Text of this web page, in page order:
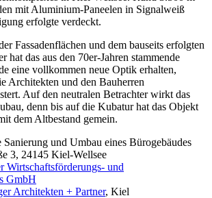
mit Aluminium-Paneelen in Signalweiß
erfolgte verdeckt.
Fassadenflächen und dem bauseits erfolgten
hat das aus den 70er-Jahren stammende
eine vollkommen neue Optik erhalten,
Architekten und den Bauherren
Auf den neutralen Betrachter wirkt das
denn bis auf die Kubatur hat das Objekt
dem Altbestand gemein.
und Umbau eines Bürogebäudes
3, 24145 Kiel-Wellsee
Wirtschaftsförderungs- und
GmbH
Architekten + Partner, Kiel